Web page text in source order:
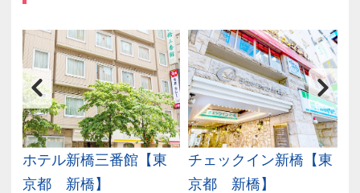
ホテル新橋三番館【東
京都 新橋】
チェックイン新橋【東
京都 新橋】